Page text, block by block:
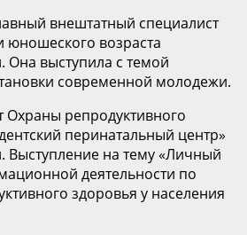
внештатный специалист
юношеского возраста
выступила с темой
современной молодежи.
Охраны репродуктивного
перинатальный центр»
на тему «Личный
деятельности по
здоровья у населения